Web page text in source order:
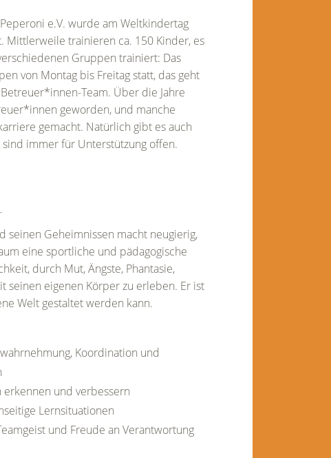
e.V. wurde am Weltkindertag
Mittlerweile trainieren ca. 150 Kinder, es
Gruppen trainiert: Das
von Montag bis Freitag statt, das geht
Team. Über die Jahre
geworden, und manche
gemacht. Natürlich gibt es auch
immer für Unterstützung offen.
seinen Geheimnissen macht neugierig,
eine sportliche und pädagogische
durch Mut, Ängste, Phantasie,
seinen eigenen Körper zu erleben. Er ist
Welt gestaltet werden kann.
Koordination und
erkennen und verbessern
Lernsituationen
und Freude an Verantwortung